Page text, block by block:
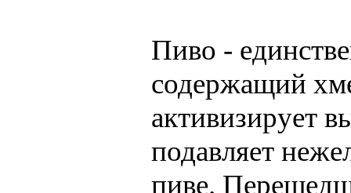
Пиво -
содержащий
активизирует
подавляет
пиве.